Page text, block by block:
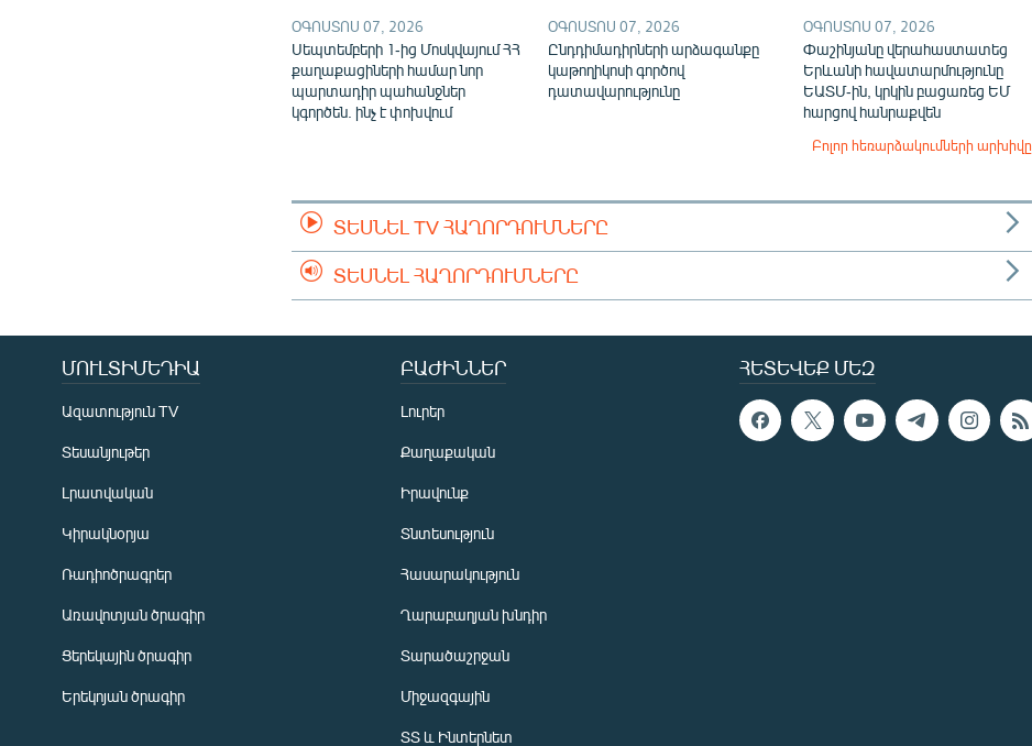
ՕԳՈՍՏՈՍ 07, 2026
Սեպտեմբերի 1-ից Մոսկվայում ՀՀ
քաղաքացիների համար նոր
պարտադիր պահանջներ
կգործեն. ինչ է փոխվում
ՕԳՈՍՏՈՍ 07, 2026
Ընդդիմադիրների արձագանքը
կաթողիկոսի գործով
դատավարությունը
ՕԳՈՍՏՈՍ 07, 2026
Փաշինյանը վերահաստատեց
Երևանի հավատարմությունը
ԵԱՏՄ-ին, կրկին բացառեց ԵՄ
հարցով հանրաքվեն
Բոլոր հեռարձակումների արխիվը
ՏԵՍՆԵԼ TV ՀԱՂՈՐԴՈՒՄՆԵՐԸ
ՏԵՍՆԵԼ ՀԱՂՈՐԴՈՒՄՆԵՐԸ
ՀԵՏԵՎԵՔ ՄԵԶ
ՄՈՒԼՏԻՄԵԴԻԱ
Ազատություն TV
Տեսանյութեր
Լրատվական
Կիրակնօրյա
Ռադիոծրագրեր
Առավոտյան ծրագիր
Ցերեկային ծրագիր
Երեկոյան ծրագիր
ԲԱԺԻՆՆԵՐ
Լուրեր
Քաղաքական
Իրավունք
Տնտեսություն
Հասարակություն
Ղարաբաղյան խնդիր
Տարածաշրջան
Միջազգային
ՏՏ և Ինտերնետ